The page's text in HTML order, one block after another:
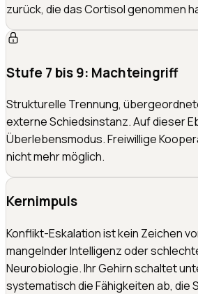
zurück, die das Cortisol genommen
Stufe 7 bis 9: Machteingriff
Strukturelle Trennung,
externe Schiedsinstanz. Auf dieser
Überlebensmodus. Freiwillige
nicht mehr möglich.
Kernimpuls
Konflikt-Eskalation ist kein Zeichen
mangelnder Intelligenz oder
Neurobiologie. Ihr Gehirn schaltet
systematisch die Fähigkeiten ab, die